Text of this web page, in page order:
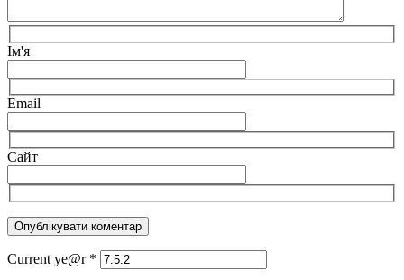
Ім'я
Email
Сайт
Current ye@r *